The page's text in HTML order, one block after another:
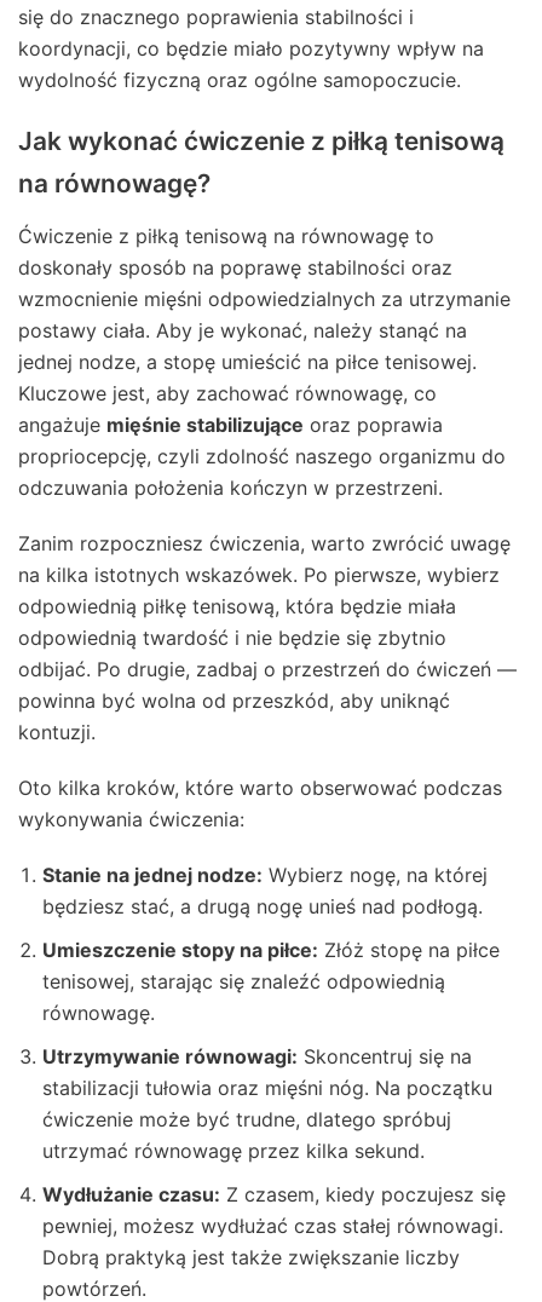
się do znacznego poprawienia stabilności i
koordynacji, co będzie miało pozytywny wpływ na
wydolność fizyczną oraz ogólne samopoczucie.
Jak wykonać ćwiczenie z piłką tenisową
na równowagę?
Ćwiczenie z piłką tenisową na równowagę to
doskonały sposób na poprawę stabilności oraz
wzmocnienie mięśni odpowiedzialnych za utrzymanie
postawy ciała. Aby je wykonać, należy stanąć na
jednej nodze, a stopę umieścić na piłce tenisowej.
Kluczowe jest, aby zachować równowagę, co
angażuje mięśnie stabilizujące oraz poprawia
propriocepcję, czyli zdolność naszego organizmu do
odczuwania położenia kończyn w przestrzeni.
Zanim rozpoczniesz ćwiczenia, warto zwrócić uwagę
na kilka istotnych wskazówek. Po pierwsze, wybierz
odpowiednią piłkę tenisową, która będzie miała
odpowiednią twardość i nie będzie się zbytnio
odbijać. Po drugie, zadbaj o przestrzeń do ćwiczeń —
powinna być wolna od przeszkód, aby uniknąć
kontuzji.
Oto kilka kroków, które warto obserwować podczas
wykonywania ćwiczenia:
Stanie na jednej nodze: Wybierz nogę, na której
będziesz stać, a drugą nogę unieś nad podłogą.
Umieszczenie stopy na piłce: Złóż stopę na piłce
tenisowej, starając się znaleźć odpowiednią
równowagę.
Utrzymywanie równowagi: Skoncentruj się na
stabilizacji tułowia oraz mięśni nóg. Na początku
ćwiczenie może być trudne, dlatego spróbuj
utrzymać równowagę przez kilka sekund.
Wydłużanie czasu: Z czasem, kiedy poczujesz się
pewniej, możesz wydłużać czas stałej równowagi.
Dobrą praktyką jest także zwiększanie liczby
powtórzeń.